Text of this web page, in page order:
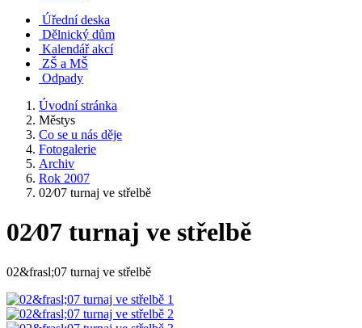
Úřední deska
Dělnický dům
Kalendář akcí
ZŠ a MŠ
Odpady
Úvodní stránka
Městys
Co se u nás děje
Fotogalerie
Archiv
Rok 2007
02⁄07 turnaj ve střelbě
02⁄07 turnaj ve střelbě
02&frasl;07 turnaj ve střelbě